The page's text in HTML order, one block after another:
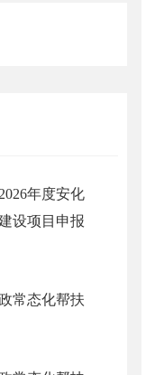
年度安化
设项目申报
常态化帮扶